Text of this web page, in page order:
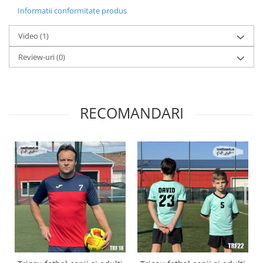
Informatii conformitate produs
Video (1)
Review-uri(0)
RECOMANDARI